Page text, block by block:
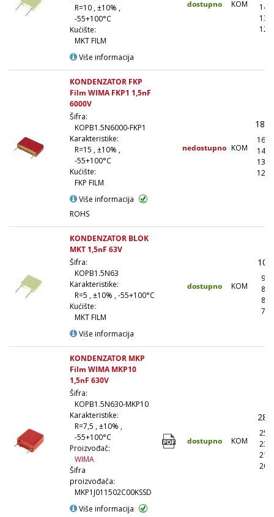
R=10 , ±10% ,
-55+100°C
Kućište:
MKT FILM
Više informacija
dostupno KOM
KONDENZATOR FKP
Film WIMA FKP1 1,5nF
6000V
Šifra:
KOPB1.5N6000-FKP1
Karakteristike:
R=15 , ±10% ,
-55+100°C
Kućište:
FKP FILM
Više informacija
ROHS
nedostupno KOM
KONDENZATOR BLOK
MKT 1,5nF 63V
Šifra:
KOPB1.5N63
Karakteristike:
R=5 , ±10% , -55+100°C
Kućište:
MKT FILM
Više informacija
dostupno KOM
KONDENZATOR MKP
Film WIMA MKP10
1,5nF 630V
Šifra:
KOPB1.5N630-MKP10
Karakteristike:
R=7,5 , ±10% ,
-55+100°C
Proizvođač:
WIMA
Šifra
proizvođača:
MKP1J011502C00KSSD
Više informacija
dostupno KOM